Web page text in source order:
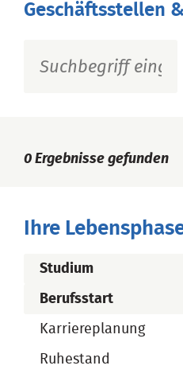
Geschäftsstellen
0 Ergebnisse gefunden
Ihre
Studium
Berufsstart
Karriereplanung
Ruhestand